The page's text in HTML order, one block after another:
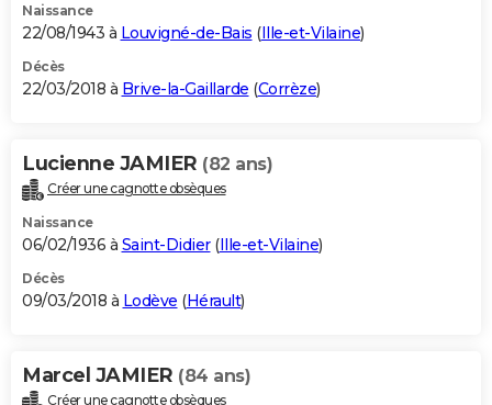
Naissance
22/08/1943 à Louvigné-de-Bais (Ille-et-Vilaine)
Décès
22/03/2018 à Brive-la-Gaillarde (Corrèze)
Lucienne JAMIER (82 ans)
Créer une cagnotte obsèques
Naissance
06/02/1936 à Saint-Didier(Ille-et-Vilaine)
Décès
09/03/2018 à Lodève (Hérault)
Marcel JAMIER (84 ans)
Créer une cagnotte obsèques